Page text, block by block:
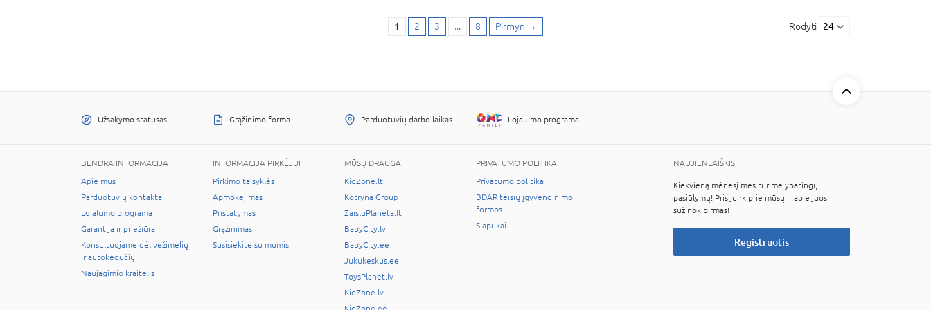
1 2 3 ... 8 Pirmyn → Rodyti 24
Užsakymo statusas Grąžinimo forma Parduotuvių darbo laikas Lojalumo programa
BENDRA INFORMACIJA
Apie mus
Parduotuvių kontaktai
Lojalumo programa
Garantija ir priežiūra
Konsultuojame dėl vežimėlių
ir autokėdučių
Naujagimio kraitelis
INFORMACIJA PIRKĖJUI
Pirkimo taisyklės
Apmokėjimas
Pristatymas
Grąžinimas
Susisiekite su mumis
MŪSŲ DRAUGAI
KidZone.lt
Kotryna Group
ZaisluPlaneta.lt
BabyCity.lv
BabyCity.ee
Jukukeskus.ee
ToysPlanet.lv
KidZone.lv
PRIVATUMO POLITIKA
Privatumo politika
BDAR teisių įgyvendinimo
formos
Slapukai
NAUJIENLAIŠKIS
Kiekvieną mėnesį mes turime ypatingų
pasiūlymų! Prisijunk prie mūsų ir apie juos
sužinok pirmas!
Registruotis